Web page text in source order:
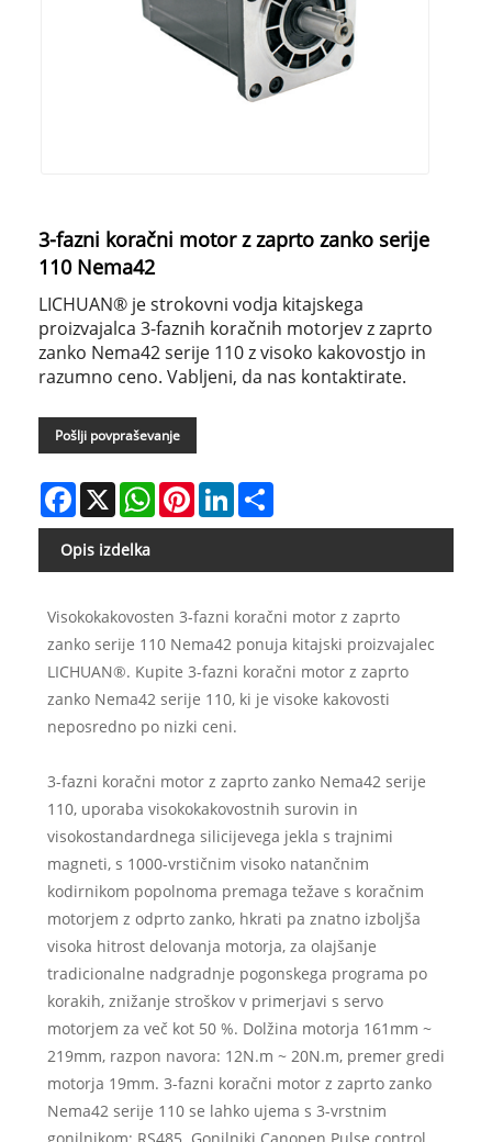
3-fazni koračni motor z zaprto zanko serije
110 Nema42
LICHUAN® je strokovni vodja kitajskega
proizvajalca 3-faznih koračnih motorjev z zaprto
zanko Nema42 serije 110 z visoko kakovostjo in
razumno ceno. Vabljeni, da nas kontaktirate.
Pošlji povpraševanje
Facebook
X WhatsAppPinterestLinkedIn
Opis izdelka
Visokokakovosten 3-fazni koračni motor z zaprto
zanko serije 110 Nema42 ponuja kitajski proizvajalec
LICHUAN®. Kupite 3-fazni koračni motor z zaprto
zanko Nema42 serije 110, ki je visoke kakovosti
neposredno po nizki ceni.
3-fazni koračni motor z zaprto zanko Nema42 serije
110, uporaba visokokakovostnih surovin in
visokostandardnega silicijevega jekla s trajnimi
magneti, s 1000-vrstičnim visoko natančnim
kodirnikom popolnoma premaga težave s koračnim
motorjem z odprto zanko, hkrati pa znatno izboljša
visoka hitrost delovanja motorja, za olajšanje
tradicionalne nadgradnje pogonskega programa po
korakih, znižanje stroškov v primerjavi s servo
motorjem za več kot 50 %. Dolžina motorja 161mm ~
219mm, razpon navora: 12N.m ~ 20N.m, premer gredi
motorja 19mm. 3-fazni koračni motor z zaprto zanko
Nema42 serije 110 se lahko ujema s 3-vrstnim